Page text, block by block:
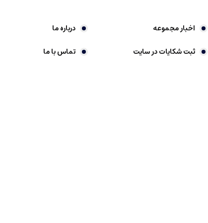
اخبار مجموعه درباره ما
ثبت شکایات در سایت
تماس با ما